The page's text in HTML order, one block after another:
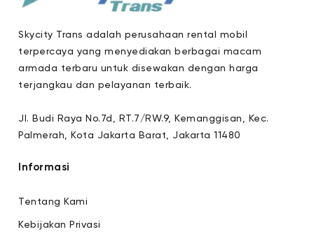
Skycity Trans adalah perusahaan rental mobil
terpercaya yang menyediakan berbagai macam
armada terbaru untuk disewakan dengan harga
terjangkau dan pelayanan terbaik.
Jl. Budi Raya No.7d, RT.7/RW.9, Kemanggisan, Kec.
Palmerah, Kota Jakarta Barat, Jakarta 11480
Informasi
Tentang Kami
Kebijakan Privasi